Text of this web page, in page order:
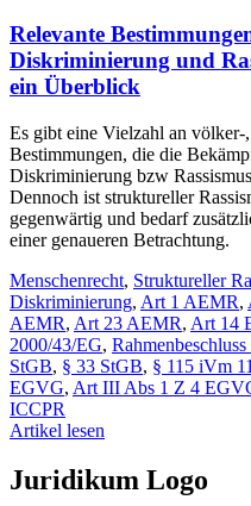
Relevante
Diskriminierung und
ein Überblick
Es gibt eine Vielzahl an völker-
Bestimmungen, die die
Diskriminierung bzw
Dennoch ist struktureller
gegenwärtig und bedarf
einer genaueren Betrachtung.
Menschenrecht, Struktureller
Diskriminierung, Art 1 AEMR,
AEMR, Art 23 AEMR, Art 14
2000/43/EG,
StGB, § 33 StGB, § 115 iVm
EGVG, Art III Abs 1 Z 4
ICCPR
Artikel lesen
Juridikum Logo